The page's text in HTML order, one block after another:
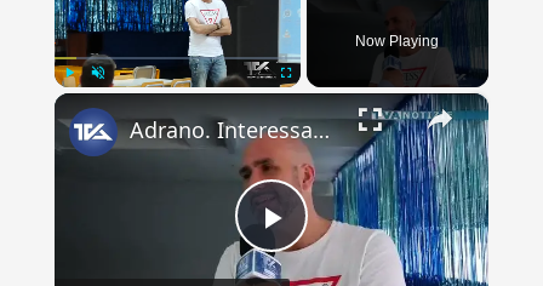
Now Playing
×
Play
Adrano. Interessante incontro al liceo “Verga” con il prof. Fabio Gamberini. Studenti del Linguistic